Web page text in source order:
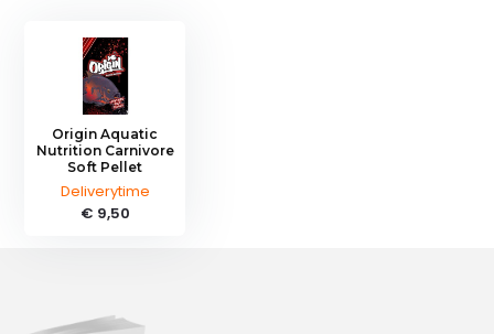
Origin Aquatic
Nutrition Carnivore
Soft Pellet
Deliverytime
€ 9,50